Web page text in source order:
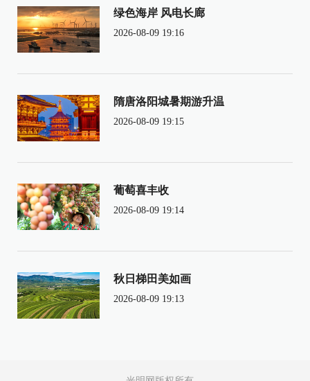
绿色海岸 风电长廊
2026-08-09 19:16
隋唐洛阳城暑期游升温
2026-08-09 19:15
葡萄喜丰收
2026-08-09 19:14
秋日梯田美如画
2026-08-09 19:13